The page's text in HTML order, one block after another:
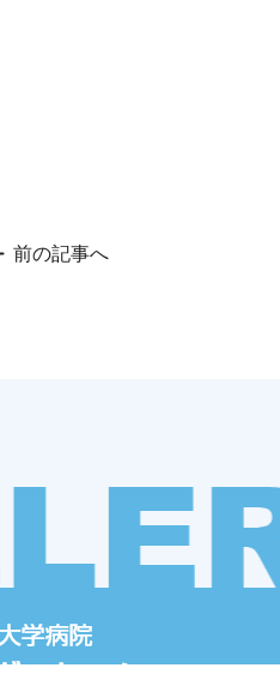
前の記事へ